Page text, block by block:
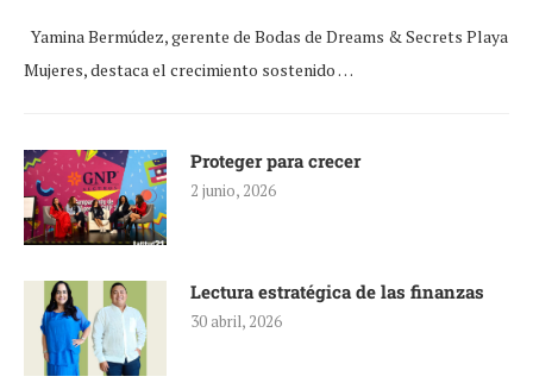
Yamina Bermúdez, gerente de Bodas de Dreams & Secrets Playa
Mujeres, destaca el crecimiento sostenido …
Proteger para crecer
2 junio, 2026
Lectura estratégica de las finanzas
30 abril, 2026